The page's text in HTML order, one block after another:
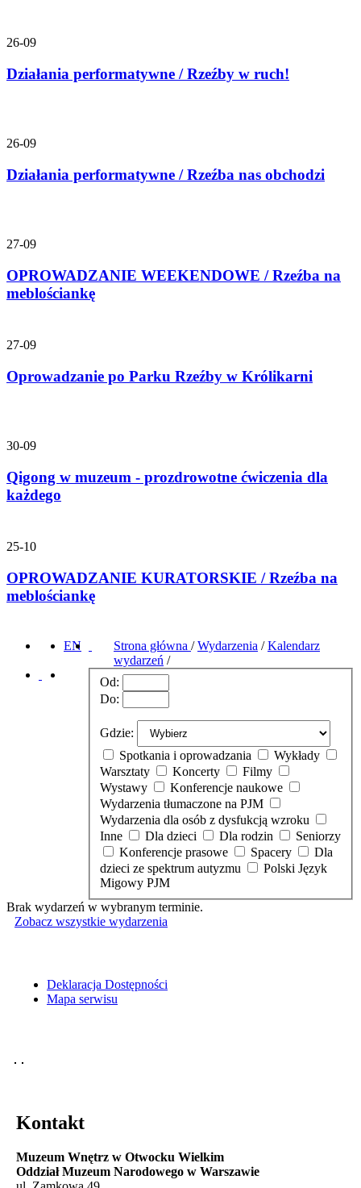
26-09
Działania performatywne / Rzeźby w ruch!
26-09
Działania performatywne / Rzeźba nas obchodzi
27-09
OPROWADZANIE WEEKENDOWE / Rzeźba na
meblościankę
27-09
Oprowadzanie po Parku Rzeźby w Królikarni
30-09
Qigong w muzeum - prozdrowotne ćwiczenia dla
każdego
25-10
OPROWADZANIE KURATORSKIE / Rzeźba na
meblościankę
EN Strona główna / Wydarzenia /Kalendarz
wydarzeń /
Od:
Do:
Gdzie:
Spotkania i oprowadzania
Wykłady
Warsztaty
Koncerty
Filmy
Wystawy
Konferencje naukowe
Wydarzenia tłumaczone na PJM
Wydarzenia dla osób z dysfukcją wzroku
Inne
Dla dzieci Dla rodzin
Seniorzy
Konferencje prasowe
Spacery
dzieci ze spektrum autyzmu
Migowy PJM
Brak wydarzeń w wybranym terminie.
Zobacz wszystkie wydarzenia
Deklaracja Dostępności
Mapa serwisu
Kontakt
Muzeum Wnętrz w Otwocku Wielkim
Oddział Muzeum Narodowego w Warszawie